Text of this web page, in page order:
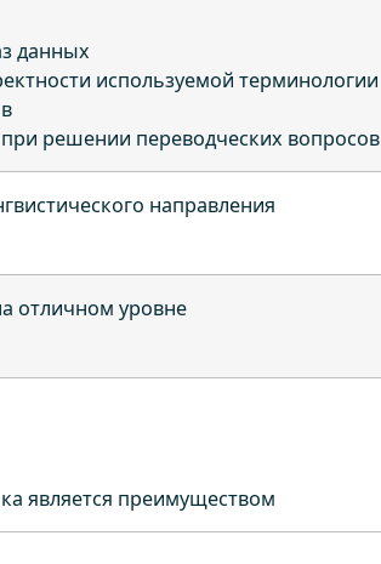
данных
используемой терминологии
решении переводческих вопросов
направления
отличном уровне
является преимуществом